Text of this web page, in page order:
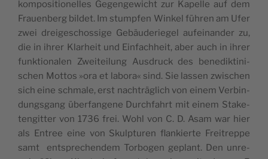
kom­po­si­tio­nelles Gegen­ge­wicht zur Kapelle auf dem
Frauen­berg bil­det. Im stump­fen Win­kel füh­ren am Ufer
zwei drei­ges­chos­sige Gebäu­de­rie­gel aufei­nan­der zu,
die in ihrer Kla­rheit und Ein­fa­ch­heit, aber auch in ihrer
funk­tio­na­len Zwei­tei­lung Aus­druck des bene­dik­ti­ni­
schen Mot­tos »ora et labo­ra« sind. Sie las­sen zwi­schen
sich eine schmale, erst nach­trä­glich von einem Ver­bin­
dung­sgang über­fan­gene Dur­ch­fahrt mit einem Sta­ke­
ten­git­ter von 1736 frei. Wohl von C. D. Asam war hier
als Entree eine von Skulp­tu­ren flan­kierte Frei­treppe
samt ents­pre­chen­dem Tor­bo­gen geplant. Den unre­